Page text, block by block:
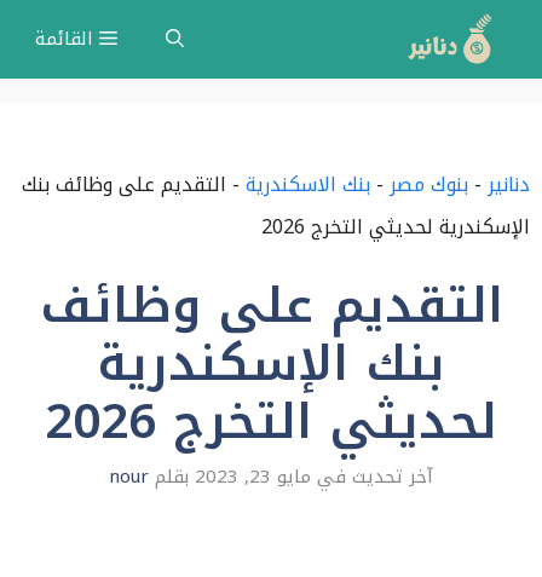
انتقل
إلى
القائمة
دنانير-بنوك مصر-بنك الاسكندرية- التقديم على وظائف بنك
الإسكندرية لحديثي التخرج 2026
التقديم على وظائف
بنك الإسكندرية
لحديثي التخرج 2026
مايو 23, 2023 بقلمnour